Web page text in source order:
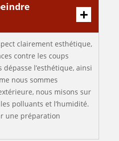
clairement esthétique,
contre les coups
l’esthétique, ainsi
nous sommes
nous misons sur
polluants et l’humidité.
une préparation